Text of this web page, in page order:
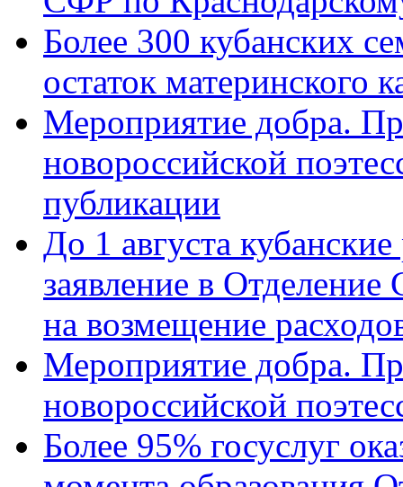
Более 300 кубанских
остаток материнского
Мероприятие добра.
новороссийской
публикации
До 1 августа
заявление в
на возмещение
Мероприятие добра.
новороссийской
Более 95% госуслуг